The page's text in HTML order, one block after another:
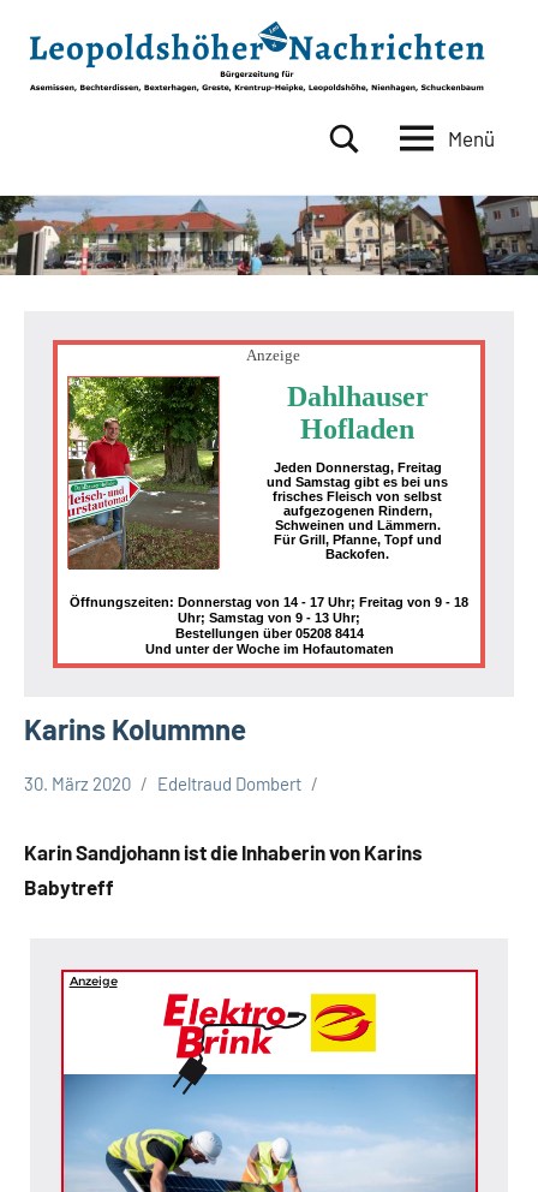
Inhalt
springen
Nachrichten
Asemissen,
Bechterdissen,
Bexterhagen,
Leopoldshöhe,
Nienhagen,
Schuckenbaum
Menü
Anzeige
Dahlhauser
Hofladen
Jeden Donnerstag, Freitag
und Samstag gibt es bei uns
frisches Fleisch von selbst
aufgezogenen Rindern,
Schweinen und Lämmern.
Für Grill, Pfanne, Topf und
Backofen.
Öffnungszeiten: Donnerstag von 14 - 17 Uhr; Freitag von 9 - 18
Uhr; Samstag von 9 - 13 Uhr;
Bestellungen über 05208 8414
Und unter der Woche im Hofautomaten
Karins Kolummne
Kolumne
30. März 2020 Edeltraud Dombert
Karin Sandjohann ist die Inhaberin von Karins
Babytreff
Anzeige